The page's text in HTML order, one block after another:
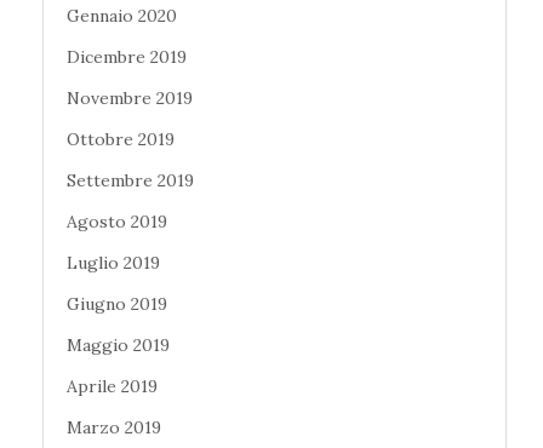
Gennaio 2020
Dicembre 2019
Novembre 2019
Ottobre 2019
Settembre 2019
Agosto 2019
Luglio 2019
Giugno 2019
Maggio 2019
Aprile 2019
Marzo 2019